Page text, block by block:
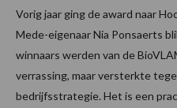
Vorig jaar ging de award naar
Mede-eigenaar Nia Ponsaerts
winnaars werden van de
verrassing, maar versterkte
bedrijfsstrategie. Het is een